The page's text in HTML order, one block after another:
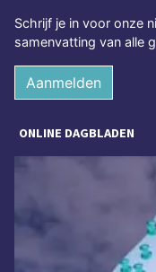
Schrijf je in voor onze
samenvatting van alle
Aanmelden
ONLINE DAGBLADEN